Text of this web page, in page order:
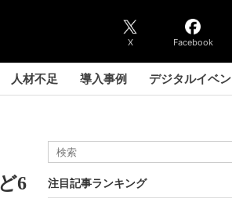
X Facebook
人材不足 導入事例 デジタルイベン
6
注目記事ランキング